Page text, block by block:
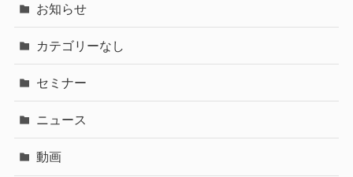
お知らせ
カテゴリーなし
セミナー
ニュース
動画